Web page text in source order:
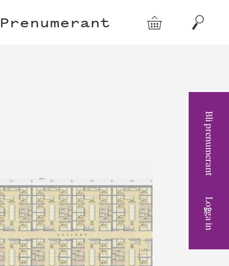
Prenumerant Varukorg Sök
Bli prenumerant
Logga in